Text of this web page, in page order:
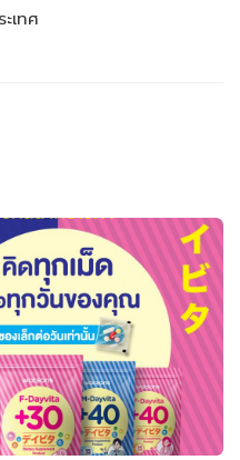
เทศ